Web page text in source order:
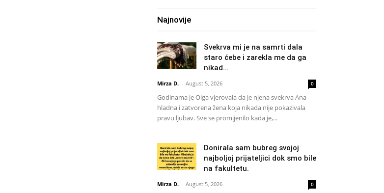
Najnovije
Svekrva mi je na samrti dala
staro ćebe i zarekla me da ga
nikad...
Mirza D. - August 5, 2026 0
Godinama je Olga vjerovala da je njena svekrva Ana
hladna i zatvorena žena koja nikada nije pokazivala
pravu ljubav. Sve se promijenilo kada je,...
Donirala sam bubreg svojoj
najboljoj prijateljici dok smo bile
na fakultetu.
Mirza D. - August 5, 2026 0